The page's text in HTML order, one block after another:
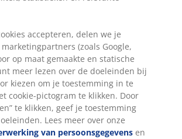
accepteren, delen we je
(zoals Google,
op maat gemaakte en statische
meer lezen over de doeleinden bij
kiezen om je toestemming in te
cookie-pictogram te klikken. Door
te klikken, geef je toestemming
Lees meer over onze
van persoonsgegevens en